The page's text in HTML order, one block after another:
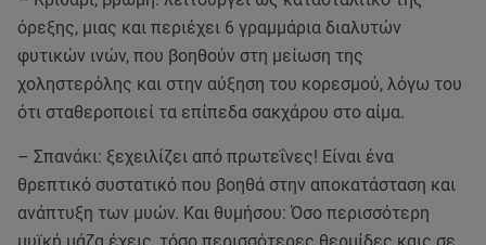
όρεξης, μιας και περιέχει 6 γραμμάρια διαλυτών
φυτικών ινών, που βοηθούν στη μείωση της
χοληστερόλης και στην αύξηση του κορεσμού, λόγω του
ότι σταθεροποιεί τα επίπεδα σακχάρου στο αίμα.
– Σπανάκι: ξεχειλίζει από πρωτεΐνες! Είναι ένα
θρεπτικό συστατικό που βοηθά στην αποκατάσταση και
ανάπτυξη των μυών. Και θυμήσου: Όσο περισσότερη